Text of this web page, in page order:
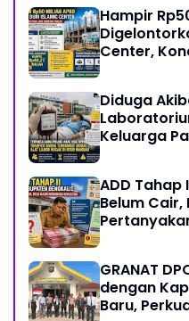
Hampir
Center,
Diduga
Keluarga
Transfusi
ADD Tahap
Belum
GRANAT
dengan
Baru,